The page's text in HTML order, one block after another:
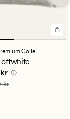
Collection
offwhite
pris
599,90 kr
kr